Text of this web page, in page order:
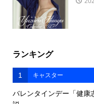
ランキング
1 キャスター
バレンタインデー「健康